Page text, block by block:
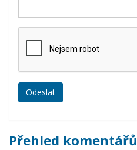
Přehled komentářů